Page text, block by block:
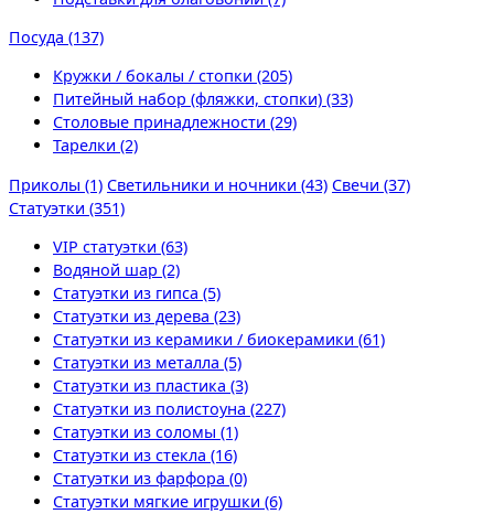
Посуда (137)
Кружки / бокалы / стопки (205)
Питейный набор (фляжки, стопки) (33)
Столовые принадлежности (29)
Тарелки (2)
Приколы (1) Светильники и ночники (43) Свечи (37)
Статуэтки (351)
VIP статуэтки (63)
Водяной шар (2)
Статуэтки из гипса (5)
Статуэтки из дерева (23)
Статуэтки из керамики / биокерамики (61)
Статуэтки из металла (5)
Статуэтки из пластика (3)
Статуэтки из полистоуна (227)
Статуэтки из соломы (1)
Статуэтки из стекла (16)
Статуэтки из фарфора (0)
Статуэтки мягкие игрушки (6)